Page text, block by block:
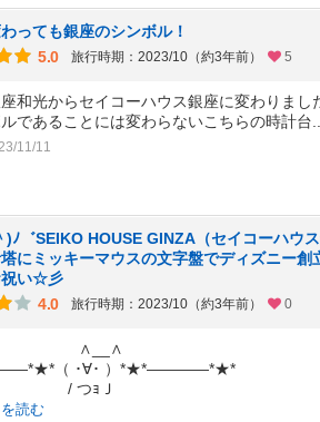
っても銀座のシンボル！
5.0
旅行時期：2023/10（約3年前） 5
和光からセイコーハウス銀座に変わりまし
であることには変わらないこちらの時計台
11/11
)ﾉ゛SEIKO HOUSE GINZA（セイコーハウ
にミッキーマウスの文字盤でディズニー創
祝い☆彡
4.0
旅行時期：2023/10（約3年前） 0
（ ･∀･ ）*★*――――*★*
ｮＪ
読む